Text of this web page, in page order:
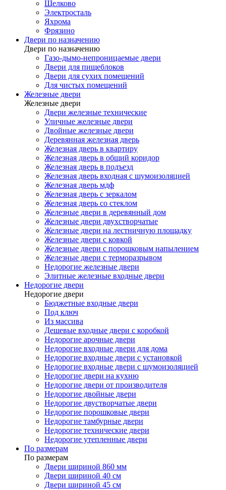
Щелково
Электросталь
Яхрома
Фрязино
Двери по назначению
Двери по назначению
Газо-дымо-непроницаемые двери
Двери для пищеблоков
Двери для сухих помещений
Для чистых помещений
Железные двери
Железные двери
Двери железные технические
Уличные железные двери
Двойные железные двери
Деревянная железная дверь
Железная дверь в квартиру
Железная дверь в общий коридор
Железная дверь в подъезд
Железная дверь входная с шумоизоляцией
Железная дверь мдф
Железная дверь с зеркалом
Железная дверь со стеклом
Железные двери в деревянный дом
Железные двери двухстворчатые
Железные двери на лестничную площадку
Железные двери с ковкой
Железные двери с порошковым напылением
Железные двери с терморазрывом
Недорогие железные двери
Элитные железные входные двери
Недорогие двери
Недорогие двери
Бюджетные входные двери
Под ключ
Из массива
Дешевые входные двери с коробкой
Недорогие арочные двери
Недорогие входные двери для дома
Недорогие входные двери с установкой
Недорогие входные двери с шумоизоляцией
Недорогие двери на кухню
Недорогие двери от производителя
Недорогие двойные двери
Недорогие двустворчатые двери
Недорогие порошковые двери
Недорогие тамбурные двери
Недорогие технические двери
Недорогие утепленные двери
По размерам
По размерам
Двери шириной 860 мм
Двери шириной 40 см
Двери шириной 45 см